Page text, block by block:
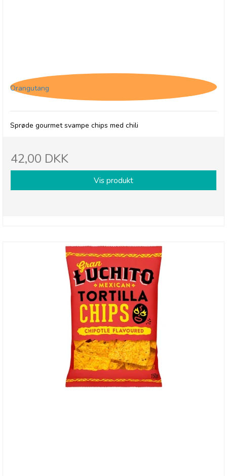
Orangutang
Sprøde gourmet svampe chips med chili
42,00 DKK
Vis produkt